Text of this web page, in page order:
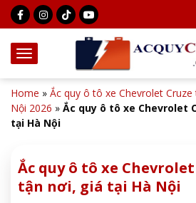
Home » Ắc quy ô tô xe Chevrolet
Nội 2026 » Ắc quy ô tô xe Chevrolet
tại Hà Nội
Ắc quy ô tô xe
tận nơi, giá tại Hà Nội